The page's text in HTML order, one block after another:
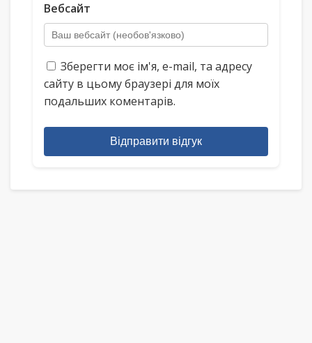
Вебсайт
Зберегти моє ім'я, e-mail, та адресу
сайту в цьому браузері для моїх
подальших коментарів.
Відправити відгук